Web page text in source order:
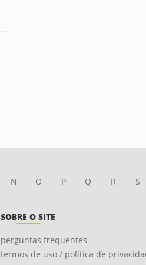
N O P Q R S
SOBRE O SITE
perguntas frequentes
termos de uso / política de